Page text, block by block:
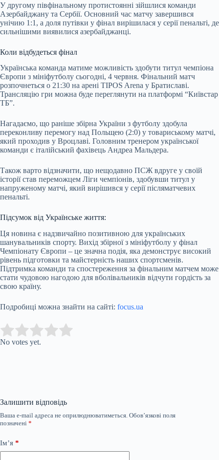
У другому півфінальному протистоянні зійшлися команди
Азербайджану та Сербії. Основний час матчу завершився
унічию 1:1, а доля путівки у фінал вирішилася у серії пенальті, де
сильнішими виявилися азербайджанці.
Коли відбудеться фінал
Українська команда матиме можливість здобути титул чемпіона
Європи з мініфутболу сьогодні, 4 червня. Фінальний матч
розпочнеться о 21:30 на арені TIPOS Arena у Братиславі.
Трансляцію гри можна буде переглянути на платформі “Київстар
ТБ”.
Нагадаємо, що раніше збірна України з футболу здобула
переконливу перемогу над Польщею (2:0) у товариському матчі,
який проходив у Вроцлаві. Головним тренером української
команди є італійський фахівець Андреа Мальдера.
Також варто відзначити, що нещодавно ПСЖ вдруге у своїй
історії став переможцем Ліги чемпіонів, здобувши титул у
напруженому матчі, який вирішився у серії післяматчевих
пенальті.
Підсумок від Українське життя:
Ця новина є надзвичайно позитивною для українських
шанувальників спорту. Вихід збірної з мініфутболу у фінал
Чемпіонату Європи – це значна подія, яка демонструє високий
рівень підготовки та майстерність наших спортсменів.
Підтримка команди та спостереження за фінальним матчем може
стати чудовою нагодою для вболівальників відчути гордість за
свою країну.
Подробиці можна знайти на сайті: focus.ua
Rate this item:
No votes yet.
Залишити відповідь
Ваша e-mail адреса не оприлюднюватиметься. Обов’язкові поля
позначені *
Ім’я *